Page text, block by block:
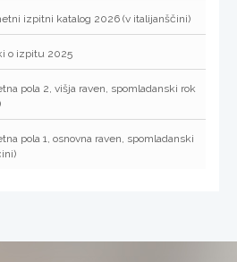
izpitni katalog 2026 (v italijanščini)
o izpitu 2025
pola 2, višja raven, spomladanski rok
pola 1, osnovna raven, spomladanski